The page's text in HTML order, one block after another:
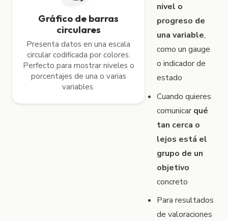
Gráfico de barras
circulares
Presenta datos en una escala
circular codificada por colores.
Perfecto para mostrar niveles o
porcentajes de una o varias
variables.
nivel o
progreso de
una variable,
como un gauge
o indicador de
estado
Cuando quieres
comunicarqué
tan cerca o
lejos está el
grupo de un
objetivo
concreto
Para resultados
de valoraciones